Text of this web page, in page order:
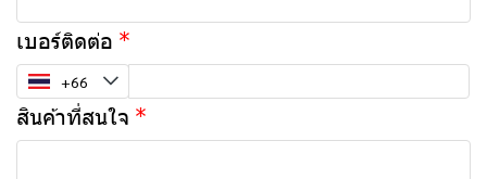
เบอร์ติดต่อ
สินค้าที่สนใจ